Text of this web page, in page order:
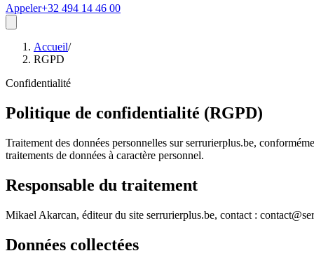
Appeler+32 494 14 46 00
Accueil/
RGPD
Confidentialité
Politique de confidentialité (RGPD)
Traitement des données personnelles sur serrurierplus.be,
traitements de données à caractère personnel.
Responsable du traitement
Mikael Akarcan, éditeur du site serrurierplus.be, contact :
Données collectées